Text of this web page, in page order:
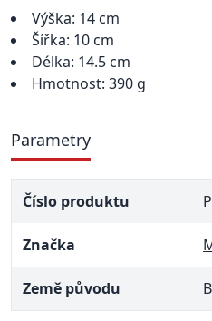
Výška: 14 cm
Šířka: 10 cm
Délka: 14.5 cm
Hmotnost: 390 g
Parametry
Číslo produktu
Značka
Země původu